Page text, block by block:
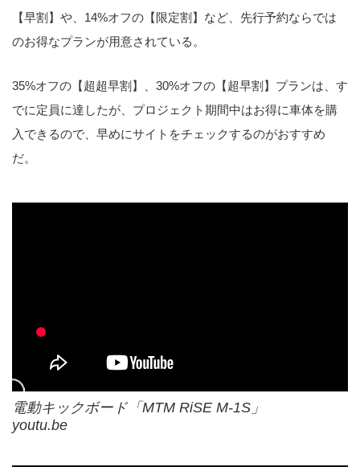
【早割】や、14%オフの【限定割】など、先行予約ならでは
のお得なプランが用意されている。
35%オフの【超超早割】、30%オフの【超早割】プランは、す
でに定員に達したが、プロジェクト期間中はお得に車体を購
入できるので、早めにサイトをチェックするのがおすすめ
だ。
電動キックボード「MTM RiSE M-1S」
youtu.be